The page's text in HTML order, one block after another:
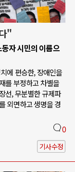
"
자 시민의 이름으
에 편승한, 장애인을
를 부정하고 차별을
선, 무분별한 규제파
외면하고 생명을 경
0
기사수정